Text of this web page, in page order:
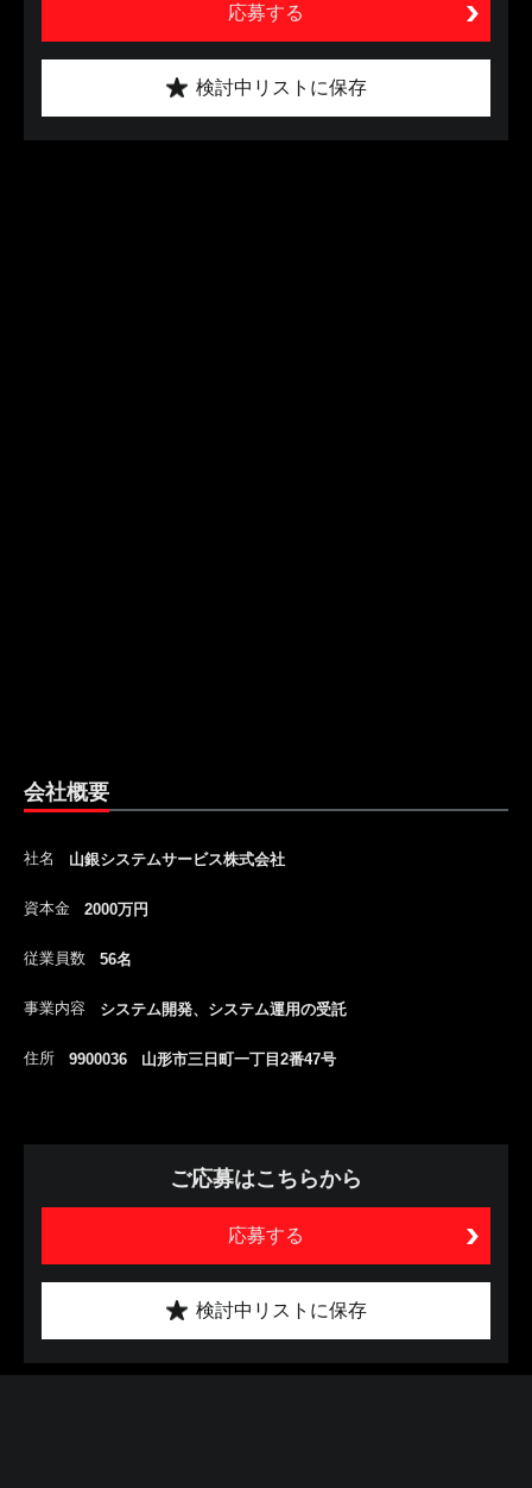
応募する
検討中リストに保存
会社概要
社名 山銀システムサービス株式会社
資本金 2000万円
従業員数 56名
事業内容 システム開発、システム運用の受託
住所 9900036 山形市三日町一丁目2番47号
ご応募はこちらから
応募する
検討中リストに保存